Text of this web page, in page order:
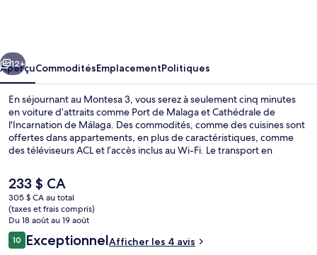
Suivant
12+
AperçuCommoditésEmplacementPolitiques
En séjournant au Montesa 3, vous serez à seulement cinq minutes
en voiture d’attraits comme Port de Malaga et Cathédrale de
l'Incarnation de Málaga. Des commodités, comme des cuisines sont
offertes dans appartements, en plus de caractéristiques, comme
des téléviseurs ACL et l’accès inclus au Wi-Fi. Le transport en
métro La Isla se trouve à 2 minutes et Station de métro La Princesa
est à 9 minutes.
Le
prix
actuel
est
de 233 $ CA
233 $ CA
305 $ CA au total
(taxes et frais compris)
Du 18 août au 19 août
Avis
1010 sur 10 –
ExceptionnelAfficher les 4 avis